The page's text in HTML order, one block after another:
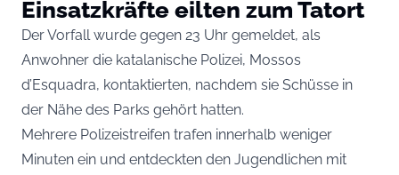
Einsatzkräfte eilten zum Tatort
Der Vorfall wurde gegen 23 Uhr gemeldet, als
Anwohner die katalanische Polizei, Mossos
d’Esquadra, kontaktierten, nachdem sie Schüsse in
der Nähe des Parks gehört hatten.
Mehrere Polizeistreifen trafen innerhalb weniger
Minuten ein und entdeckten den Jugendlichen mit